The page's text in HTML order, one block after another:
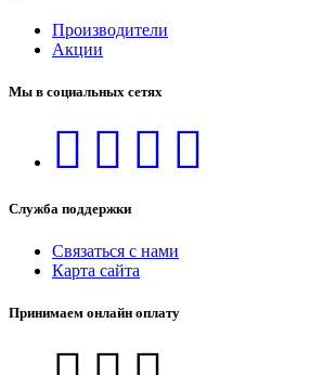
Производители
Акции
Мы в социальных сетях
Служба поддержки
Связаться с нами
Карта сайта
Принимаем онлайн оплату